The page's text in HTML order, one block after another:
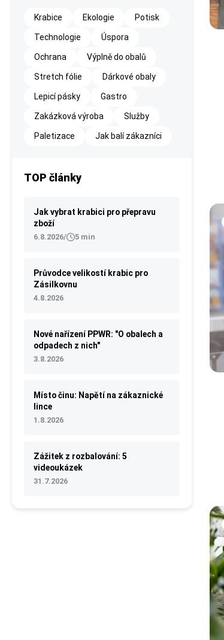
Krabice Ekologie Potisk
Technologie Úspora
Ochrana Výplně do obalů
Stretch fólie Dárkové obaly
Lepicí pásky Gastro
Zakázková výroba Služby
Paletizace Jak balí zákazníci
TOP články
Jak vybrat krabici pro přepravu
zboží
6.8.2026/ 5 min
Průvodce velikostí krabic pro
Zásilkovnu
4.8.2026
Nové nařízení PPWR: "O obalech a
odpadech z nich"
3.8.2026
Místo činu: Napětí na zákaznické
lince
1.8.2026
Zážitek z rozbalování: 5
videoukázek
31.7.2026